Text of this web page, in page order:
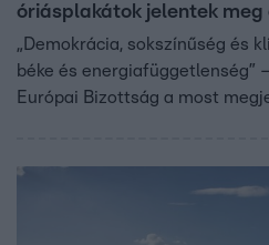
óriásplakátok jelentek meg
„Demokrácia, sokszínűség és
béke és energiafüggetlenség”
Európai Bizottság a most